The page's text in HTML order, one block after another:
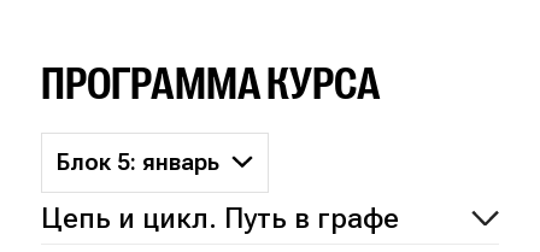
ПРОГРАММА КУРСА
Блок 5: январь
Цепь и цикл. Путь в графе